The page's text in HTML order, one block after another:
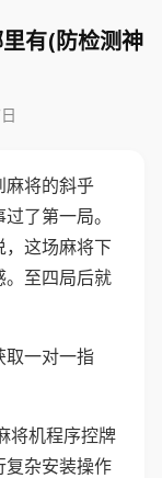
有(防检测神
麻将的斜乎
了第一局。
，这场麻将下
。至四局后就
取一对一指
将机程序控牌
复杂安装操作